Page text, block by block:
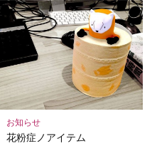
お知らせ
花粉症ノアイテム